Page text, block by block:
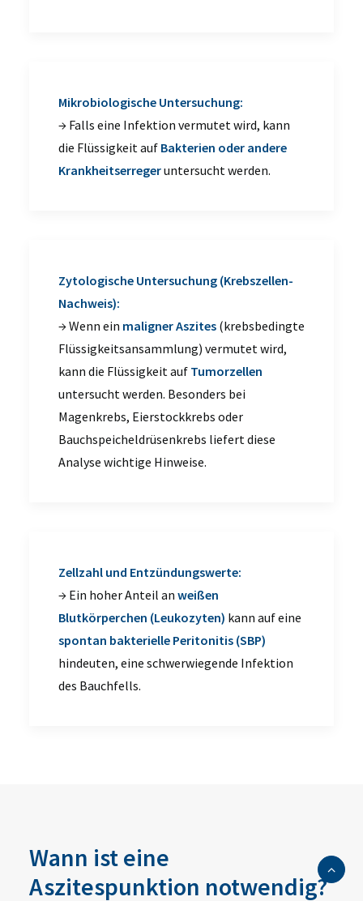
Mikrobiologische Untersuchung:
→ Falls eine Infektion vermutet wird, kann
die Flüssigkeit auf Bakterien oder andere
Krankheitserregeruntersucht werden.
Zytologische Untersuchung (Krebszellen-
Nachweis):
→ Wenn ein maligner Aszites (krebsbedingte
Flüssigkeitsansammlung) vermutet wird,
kann die Flüssigkeit auf Tumorzellen
untersucht werden. Besonders bei
Magenkrebs, Eierstockkrebs oder
Bauchspeicheldrüsenkrebs liefert diese
Analyse wichtige Hinweise.
Zellzahl und Entzündungswerte:
→ Ein hoher Anteil an weißen
Blutkörperchen (Leukozyten) kann auf eine
spontan bakterielle Peritonitis (SBP)
hindeuten, eine schwerwiegende Infektion
des Bauchfells.
Wann ist eine
Aszitespunktion notwendig?